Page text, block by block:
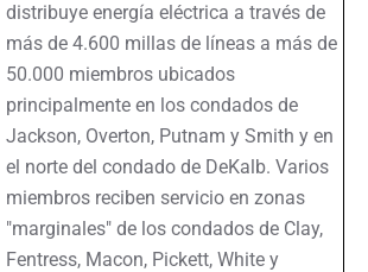
distribuye energía eléctrica a través de
más de 4.600 millas de líneas a más de
50.000 miembros ubicados
principalmente en los condados de
Jackson, Overton, Putnam y Smith y en
el norte del condado de DeKalb. Varios
miembros reciben servicio en zonas
"marginales" de los condados de Clay,
Fentress, Macon, Pickett, White y